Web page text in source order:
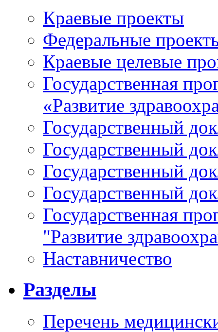
Краевые проекты
Федеральные
Краевые целевые
Государственная
«Развитие
Государственный
Государственный
Государственный
Государственный
Государственная
"Развитие
Наставничество
Разделы
Перечень